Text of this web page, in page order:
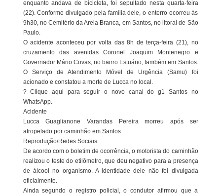
enquanto andava de bicicleta, foi sepultado nesta quarta-feira
(22). Conforme divulgado pela família dele, o enterro ocorreu às
9h30, no Cemitério da Areia Branca, em Santos, no litoral de São
Paulo.
O acidente aconteceu por volta das 8h de terça-feira (21), no
cruzamento das avenidas Coronel Joaquim Montenegro e
Governador Mário Covas, no bairro Estuário, também em Santos.
O Serviço de Atendimento Móvel de Urgência (Samu) foi
acionado e constatou a morte de Lucca no local.
? Clique aqui para seguir o novo canal do g1 Santos no
WhatsApp.
Acidente
Lucca Guaglianone Varandas Pereira morreu após ser
atropelado por caminhão em Santos.
Reprodução/Redes Sociais
De acordo com o boletim de ocorrência, o motorista do caminhão
realizou o teste do etilômetro, que deu negativo para a presença
de álcool no organismo. A identidade dele não foi divulgada
oficialmente.
Ainda segundo o registro policial, o condutor afirmou que a